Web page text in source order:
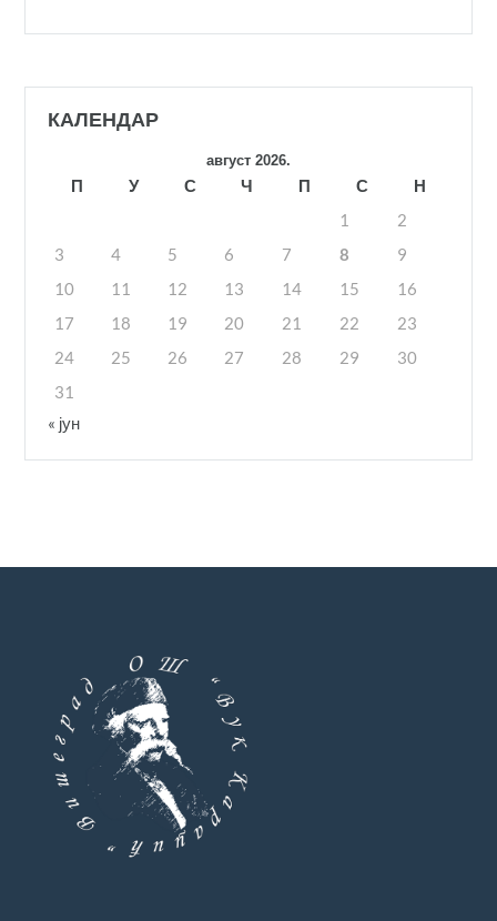
КАЛЕНДАР
август 2026.
П У С Ч П С
Н
1
2
3
4 5 6 7 8
9
10
11 12 13 14 15
16
17
18 19 20 21 22
23
24
25 26 27 28 29
30
31
« јун